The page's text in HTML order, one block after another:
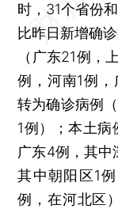
时，31个省份
比昨日新增确
（广东21例，
例，河南1例
转为确诊病例
1例）；本土病
广东4例，其中
其中朝阳区1
例，在河北区